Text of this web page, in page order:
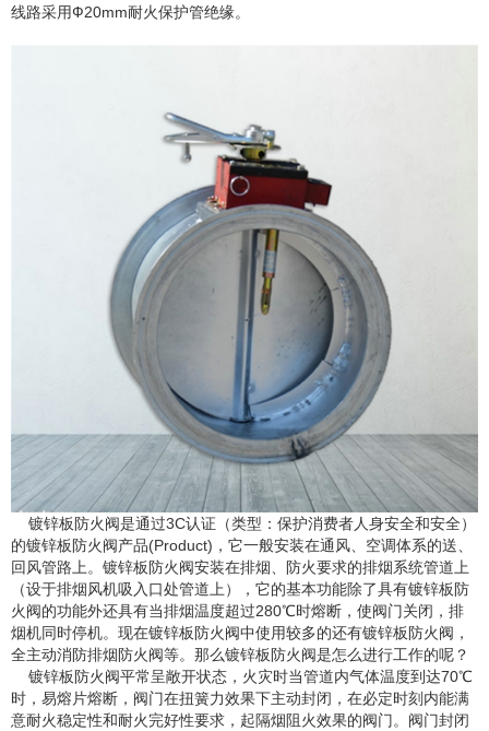
线路采用Ф20mm耐火保护管绝缘。
镀锌板防火阀是通过3C认证（类型：保护消费者人身安全和安全）
的镀锌板防火阀产品(Product)，它一般安装在通风、空调体系的送、
回风管路上。镀锌板防火阀安装在排烟、防火要求的排烟系统管道上
（设于排烟风机吸入口处管道上），它的基本功能除了具有镀锌板防
火阀的功能外还具有当排烟温度超过280℃时熔断，使阀门关闭，排
烟机同时停机。现在镀锌板防火阀中使用较多的还有镀锌板防火阀，
全主动消防排烟防火阀等。那么镀锌板防火阀是怎么进行工作的呢？
镀锌板防火阀平常呈敞开状态，火灾时当管道内气体温度到达70℃
时，易熔片熔断，阀门在扭簧力效果下主动封闭，在必定时刻内能满
意耐火稳定性和耐火完好性要求，起隔烟阻火效果的阀门。阀门封闭